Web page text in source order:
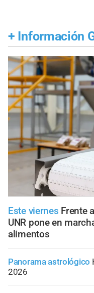
+ Información
Este viernes Frente
UNR pone en
alimentos
Panorama astrológico
2026